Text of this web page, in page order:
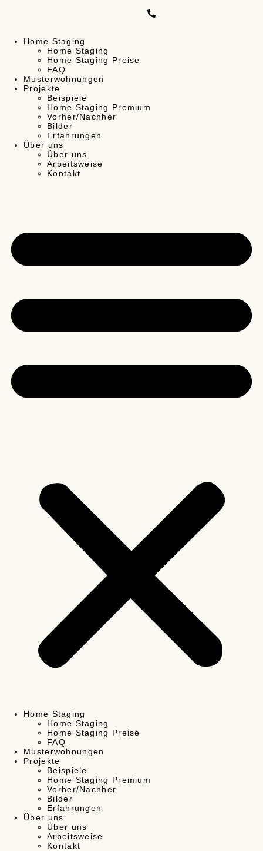
Home Staging
Home Staging
Home Staging Preise
FAQ
Musterwohnungen
Projekte
Beispiele
Home Staging Premium
Vorher/Nachher
Bilder
Erfahrungen
Über uns
Über uns
Arbeitsweise
Kontakt
Home Staging
Home Staging
Home Staging Preise
FAQ
Musterwohnungen
Projekte
Beispiele
Home Staging Premium
Vorher/Nachher
Bilder
Erfahrungen
Über uns
Über uns
Arbeitsweise
Kontakt